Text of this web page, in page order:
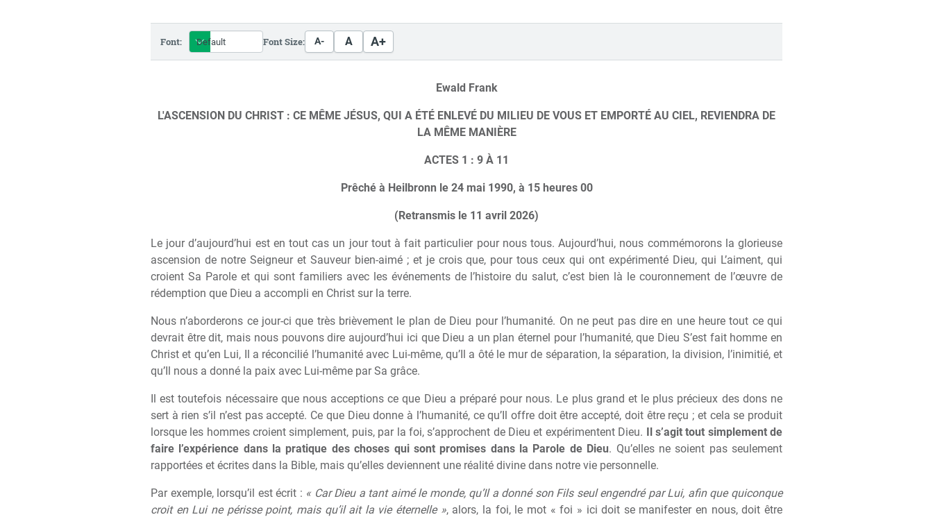
Font: Font Size: A- A A+
Ewald Frank
L'ASCENSION DU CHRIST : CE MÊME JÉSUS, QUI A ÉTÉ ENLEVÉ DU MILIEU DE VOUS ET EMPORTÉ AU CIEL, REVIENDRA DE
LA MÊME MANIÈRE
ACTES 1 : 9 À 11
Prêché à Heilbronn le 24 mai 1990, à 15 heures 00
(Retransmis le 11 avril 2026)
Le jour d’aujourd’hui est en tout cas un jour tout à fait particulier pour nous tous. Aujourd’hui, nous commémorons la glorieuse
ascension de notre Seigneur et Sauveur bien-aimé ; et je crois que, pour tous ceux qui ont expérimenté Dieu, qui L’aiment, qui
croient Sa Parole et qui sont familiers avec les événements de l’histoire du salut, c’est bien là le couronnement de l’œuvre de
rédemption que Dieu a accompli en Christ sur la terre.
Nous n’aborderons ce jour-ci que très brièvement le plan de Dieu pour l’humanité. On ne peut pas dire en une heure tout ce qui
devrait être dit, mais nous pouvons dire aujourd’hui ici que Dieu a un plan éternel pour l’humanité, que Dieu S’est fait homme en
Christ et qu’en Lui, Il a réconcilié l’humanité avec Lui-même, qu’Il a ôté le mur de séparation, la séparation, la division, l’inimitié, et
qu’Il nous a donné la paix avec Lui-même par Sa grâce.
Il est toutefois nécessaire que nous acceptions ce que Dieu a préparé pour nous. Le plus grand et le plus précieux des dons ne
sert à rien s’il n’est pas accepté. Ce que Dieu donne à l’humanité, ce qu’Il offre doit être accepté, doit être reçu ; et cela se produit
lorsque les hommes croient simplement, puis, par la foi, s’approchent de Dieu et expérimentent Dieu. Il s’agit tout simplement de
faire l’expérience dans la pratique des choses qui sont promises dans la Parole de Dieu. Qu’elles ne soient pas seulement
rapportées et écrites dans la Bible, mais qu’elles deviennent une réalité divine dans notre vie personnelle.
Par exemple, lorsqu’il est écrit : « Car Dieu a tant aimé le monde, qu’Il a donné son Fils seul engendré par Lui, afin que quiconque
croit en Lui ne périsse point, mais qu’il ait la vie éternelle », alors, la foi, le mot « foi » ici doit se manifester en nous, doit être